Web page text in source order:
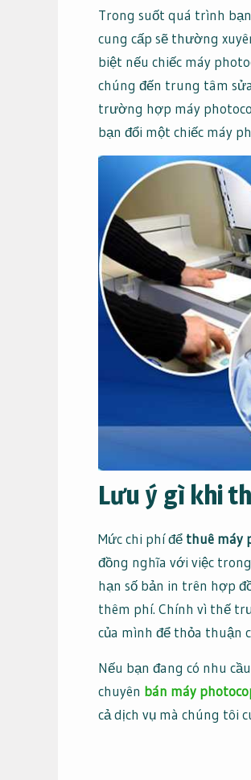
Trong suốt quá trình
cung cấp sẽ thường
biệt nếu chiếc máy
chúng đến trung tâm
trường hợp máy
bạn đổi một chiếc máy
Lưu ý gì khi
Mức chi phí để thuê máy
đồng nghĩa với việc
hạn số bản in trên hợp
thêm phí. Chính vì thế
của mình để thỏa thuận
Nếu bạn đang có nhu
chuyên bán máy
cả dịch vụ mà chúng tôi